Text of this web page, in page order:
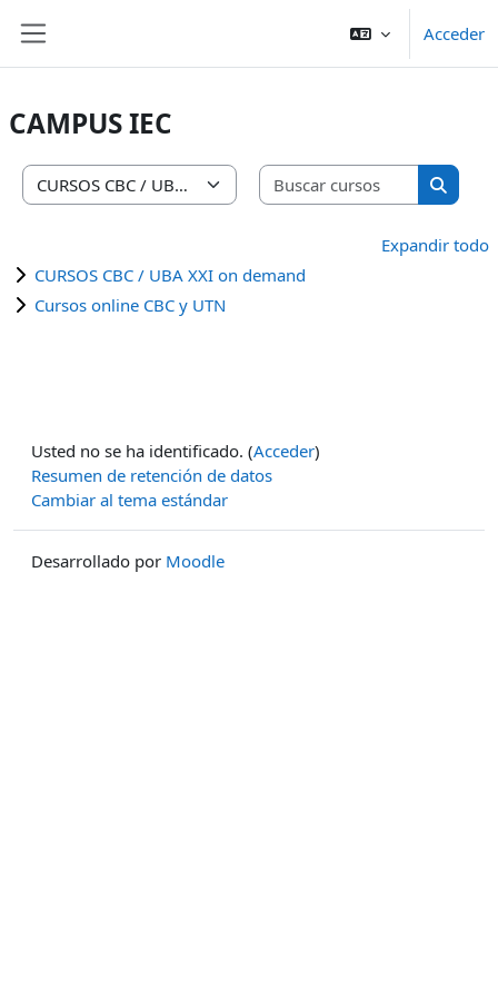
Acceder
CAMPUS IEC
Categorías
Buscar
Buscar
Expandir todo
CURSOS CBC / UBA XXI on demand
Cursos online CBC y UTN
Usted no se ha identificado. (Acceder)
Resumen de retención de datos
Cambiar al tema estándar
Desarrollado por Moodle